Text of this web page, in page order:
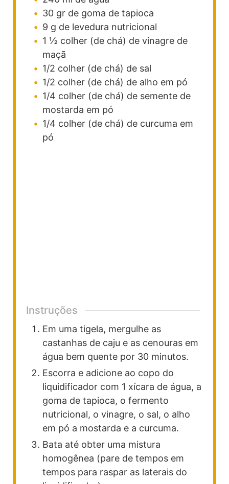
30 gr de goma de tapioca
9 g de levedura nutricional
1 ½ colher (de chá) de vinagre de
maçã
1/2 colher (de chá) de sal
1/2 colher (de chá) de alho em pó
1/4 colher (de chá) de semente de
mostarda em pó
1/4 colher (de chá) de curcuma em
pó
Instruções
Em uma tigela, mergulhe as
castanhas de caju e as cenouras em
água bem quente por 30 minutos.
Escorra e adicione ao copo do
liquidificador com 1 xícara de água, a
goma de tapioca, o fermento
nutricional, o vinagre, o sal, o alho
em pó a mostarda e a curcuma.
Bata até obter uma mistura
homogênea (pare de tempos em
tempos para raspar as laterais do